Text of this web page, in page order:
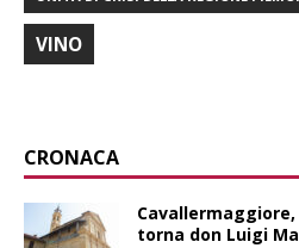
VINO
CRONACA
torna don Luigi